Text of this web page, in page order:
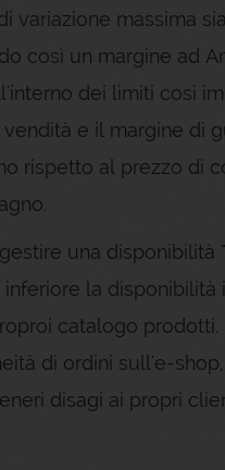
variazione massima
così un margine ad
dei limiti così
e il margine di
rispetto al prezzo di
una
la
catalogo
di ordini sull'e-
disagi ai propri